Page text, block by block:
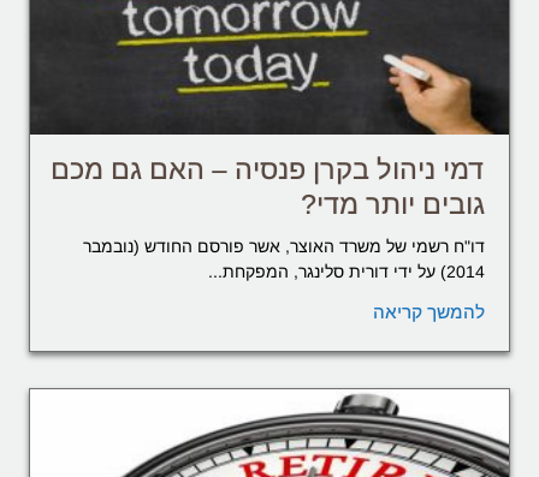
דמי ניהול בקרן פנסיה – האם גם מכם
גובים יותר מדי?
דו"ח רשמי של משרד האוצר, אשר פורסם החודש (נובמבר
2014) על ידי דורית סלינגר, המפקחת...
להמשך קריאה